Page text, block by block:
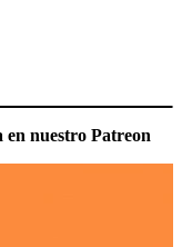
en nuestro Patreon